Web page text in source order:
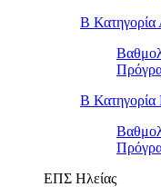
Β Κατηγορία
Β Κατηγορία
ΕΠΣ Ηλείας